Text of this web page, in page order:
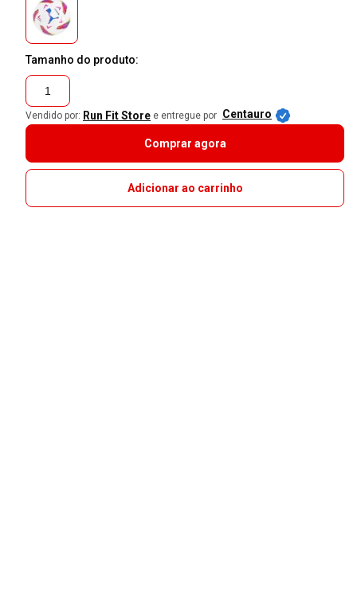
Tamanho do produto:
1
Vendido por: Run Fit Store e entregue por Centauro
Comprar agora
Adicionar ao carrinho